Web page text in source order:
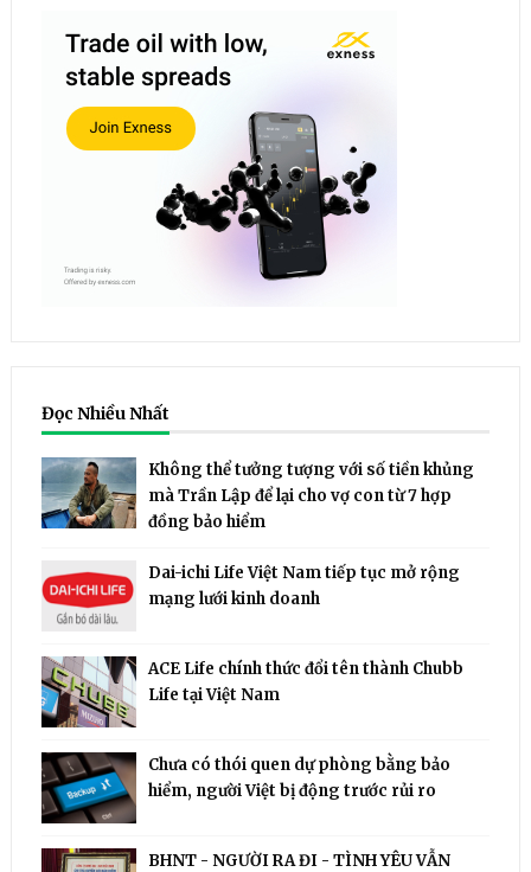
Đọc Nhiều Nhất
Không thể tưởng tượng với số tiền khủng
mà Trần Lập để lại cho vợ con từ 7 hợp
đồng bảo hiểm
Dai-ichi Life Việt Nam tiếp tục mở rộng
mạng lưới kinh doanh
ACE Life chính thức đổi tên thành Chubb
Life tại Việt Nam
Chưa có thói quen dự phòng bằng bảo
hiểm, người Việt bị động trước rủi ro
BHNT - NGƯỜI RA ĐI - TÌNH YÊU VẪN